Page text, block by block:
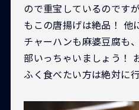
ので重宝しているのです
もこの唐揚げは絶品！ 他
チャーハンも麻婆豆腐も
部いっちゃいましょう！
ふく食べたい方は絶対に